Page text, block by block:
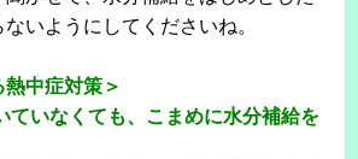
いようにしてくださいね。
熱中症対策＞
ていなくても、こまめに水分補給を